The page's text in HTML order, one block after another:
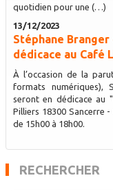
quotidien pour une (…)
13/12/2023
Stéphane
dédicace au Café
À l’occasion de la
formats numériques),
seront en dédicace au
Pilliers 18300 Sancerre
de 15h00 à 18h00.
RECHERCHER